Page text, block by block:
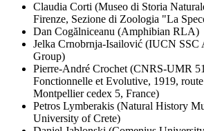
Claudia Corti (Museo di Storia
Firenze, Sezione di Zoologia "La
Dan Cogălniceanu (Amphibian RLA)
Jelka Crnobrnja-Isailović (IUCN SSC
Group)
Pierre-André Crochet (CNRS-UMR
Fonctionnelle et Evolutive, 1919,
Montpellier cedex 5, France)
Petros Lymberakis (Natural History
University of Crete)